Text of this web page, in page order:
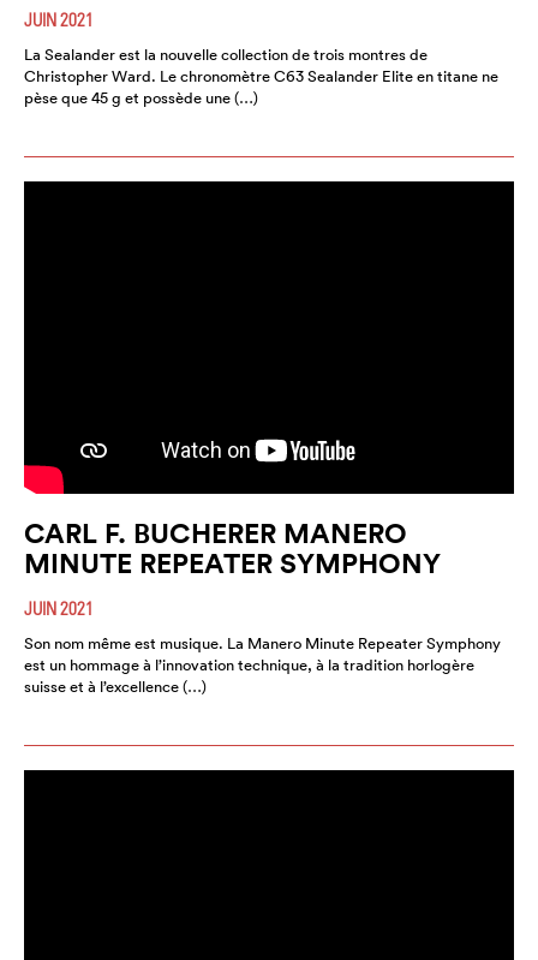
JUIN 2021
La Sealander est la nouvelle collection de trois montres de
Christopher Ward. Le chronomètre C63 Sealander Elite en titane ne
pèse que 45 g et possède une (…)
CARL F. BUCHERER MANERO
MINUTE REPEATER SYMPHONY
JUIN 2021
Son nom même est musique. La Manero Minute Repeater Symphony
est un hommage à l’innovation technique, à la tradition horlogère
suisse et à l’excellence (…)